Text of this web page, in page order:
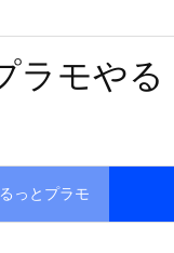
ラモやる
っとプラモ